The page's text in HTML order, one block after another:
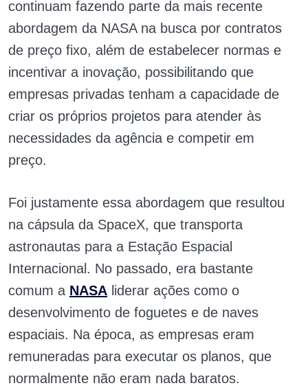
continuam fazendo parte da mais recente
abordagem da NASA na busca por contratos
de preço fixo, além de estabelecer normas e
incentivar a inovação, possibilitando que
empresas privadas tenham a capacidade de
criar os próprios projetos para atender às
necessidades da agência e competir em
preço.
Foi justamente essa abordagem que resultou
na cápsula da SpaceX, que transporta
astronautas para a Estação Espacial
Internacional. No passado, era bastante
comum a NASA liderar ações como o
desenvolvimento de foguetes e de naves
espaciais. Na época, as empresas eram
remuneradas para executar os planos, que
normalmente não eram nada baratos.